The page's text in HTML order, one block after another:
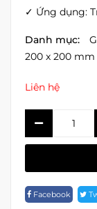
✓ Ứng dụng:
Danh mục:
200 x 200 mm
Liên hệ
10
Quantity
Facebook